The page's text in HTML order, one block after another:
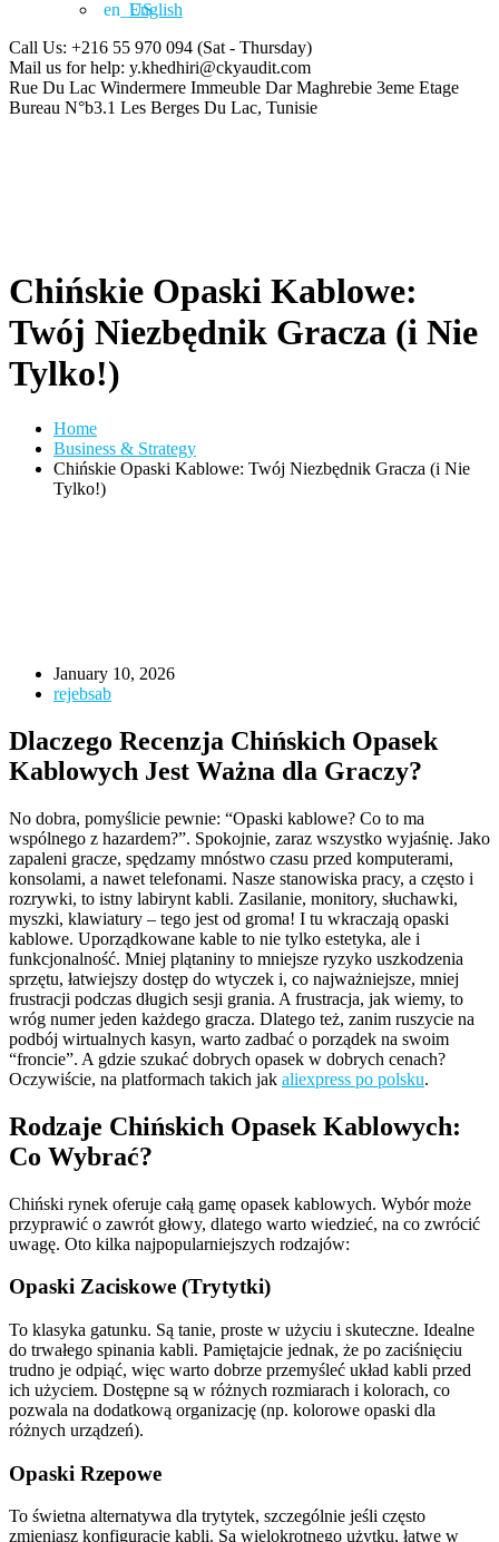
English
Call Us: +216 55 970 094 (Sat - Thursday)
Mail us for help: y.khedhiri@ckyaudit.com
Rue Du Lac Windermere Immeuble Dar Maghrebie 3eme Etage
Bureau N°b3.1 Les Berges Du Lac, Tunisie
Chińskie Opaski Kablowe:
Twój Niezbędnik Gracza (i Nie
Tylko!)
Home
Business & Strategy
Chińskie Opaski Kablowe: Twój Niezbędnik Gracza (i Nie
Tylko!)
January 10, 2026
rejebsab
Dlaczego Recenzja Chińskich Opasek
Kablowych Jest Ważna dla Graczy?
No dobra, pomyślicie pewnie: “Opaski kablowe? Co to ma
wspólnego z hazardem?”. Spokojnie, zaraz wszystko wyjaśnię. Jako
zapaleni gracze, spędzamy mnóstwo czasu przed komputerami,
konsolami, a nawet telefonami. Nasze stanowiska pracy, a często i
rozrywki, to istny labirynt kabli. Zasilanie, monitory, słuchawki,
myszki, klawiatury – tego jest od groma! I tu wkraczają opaski
kablowe. Uporządkowane kable to nie tylko estetyka, ale i
funkcjonalność. Mniej plątaniny to mniejsze ryzyko uszkodzenia
sprzętu, łatwiejszy dostęp do wtyczek i, co najważniejsze, mniej
frustracji podczas długich sesji grania. A frustracja, jak wiemy, to
wróg numer jeden każdego gracza. Dlatego też, zanim ruszycie na
podbój wirtualnych kasyn, warto zadbać o porządek na swoim
“froncie”. A gdzie szukać dobrych opasek w dobrych cenach?
Oczywiście, na platformach takich jak aliexpress po polsku.
Rodzaje Chińskich Opasek Kablowych:
Co Wybrać?
Chiński rynek oferuje całą gamę opasek kablowych. Wybór może
przyprawić o zawrót głowy, dlatego warto wiedzieć, na co zwrócić
uwagę. Oto kilka najpopularniejszych rodzajów:
Opaski Zaciskowe (Trytytki)
To klasyka gatunku. Są tanie, proste w użyciu i skuteczne. Idealne
do trwałego spinania kabli. Pamiętajcie jednak, że po zaciśnięciu
trudno je odpiąć, więc warto dobrze przemyśleć układ kabli przed
ich użyciem. Dostępne są w różnych rozmiarach i kolorach, co
pozwala na dodatkową organizację (np. kolorowe opaski dla
różnych urządzeń).
Opaski Rzepowe
To świetna alternatywa dla trytytek, szczególnie jeśli często
zmieniasz konfigurację kabli. Są wielokrotnego użytku, łatwe w